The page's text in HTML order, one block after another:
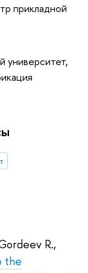
прикладной
университет,
R.,
the